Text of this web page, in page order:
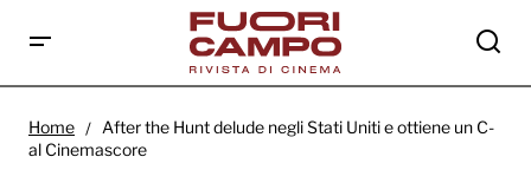
ottiene un C- al Cinemascore
Home
After the Hunt delude negli Stati Uniti e ottiene un C-
al Cinemascore